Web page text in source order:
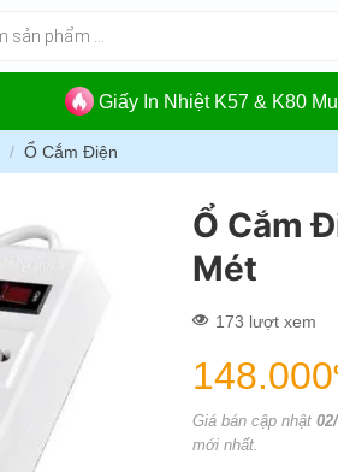
Giấy In Nhiệt K57 & K80
/ Ổ Cắm Điện
Ổ Cắm
Mét
173 lượt xem
148.000
Giá bán cập nhật
mới nhất.